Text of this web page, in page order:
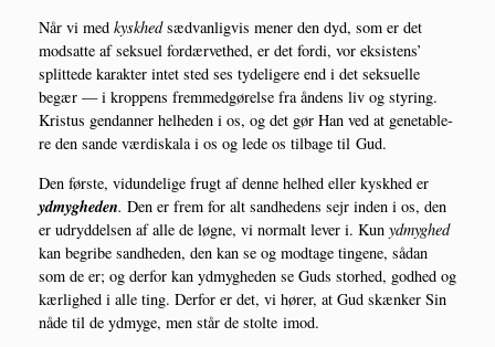
Når vi med kysk­hedsæd­van­lig­vis mener den dyd, som er det
mod­sat­te af seksu­el for­dær­vet­hed, er det for­di, vor eksi­stens’
split­te­de karak­ter intet sted ses tyde­li­ge­re end i det seksu­el­le
begær — i krop­pens frem­med­gø­rel­se fra åndens liv og sty­ring.
Kristus gen­dan­ner hel­he­den i os, og det gør Han ved at gene­tab­le­
re den san­de vær­diska­la i os og lede os til­ba­ge til Gud.
Den før­ste, vidun­de­li­ge frugt af den­ne hel­hed eller kysk­hed er
ydmyg­he­den. Den er frem for alt sand­he­dens sejr inden i os, den
er udryd­del­sen af alle de løg­ne, vi nor­malt lever i. Kun ydmyg­hed
kan begri­be sand­he­den, den kan se og mod­ta­ge tin­ge­ne, sådan
som de er; og der­for kan ydmyg­he­den se Guds stor­hed, god­hed og
kær­lig­hed i alle ting. Der­for er det, vi hører, at Gud skæn­ker Sin
nåde til de ydmy­ge, men står de stol­te imod.